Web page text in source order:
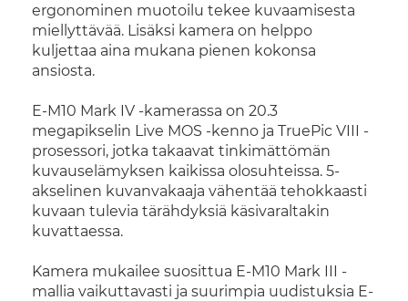
ergonominen muotoilu tekee kuvaamisesta
miellyttävää. Lisäksi kamera on helppo
kuljettaa aina mukana pienen kokonsa
ansiosta.
E-M10 Mark IV -kamerassa on 20.3
megapikselin Live MOS -kenno ja TruePic VIII -
prosessori, jotka takaavat tinkimättömän
kuvauselämyksen kaikissa olosuhteissa. 5-
akselinen kuvanvakaaja vähentää tehokkaasti
kuvaan tulevia tärähdyksiä käsivaraltakin
kuvattaessa.
Kamera mukailee suosittua E-M10 Mark III -
mallia vaikuttavasti ja suurimpia uudistuksia E-